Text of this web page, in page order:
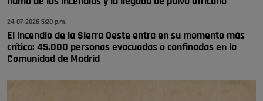
24-07-2026 5:20 p.m.
El incendio de la Sierra Oeste entra en su momento más
crítico: 45.000 personas evacuadas o confinadas en la
Comunidad de Madrid